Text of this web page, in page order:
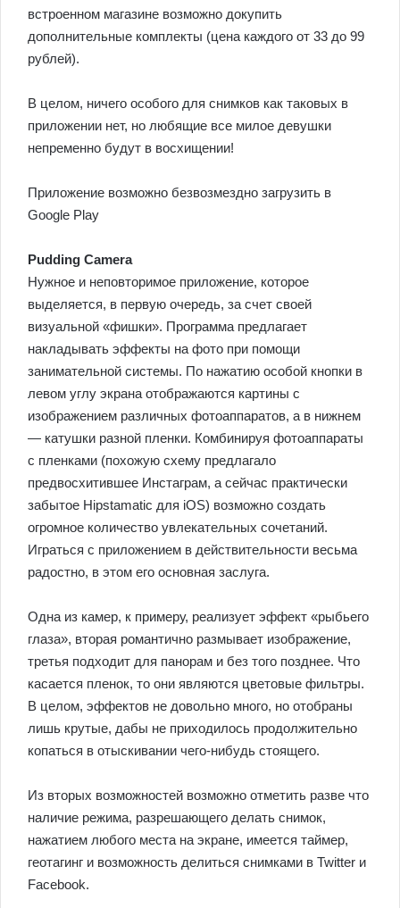
встроенном магазине возможно докупить
дополнительные комплекты (цена каждого от 33 до 99
рублей).
В целом, ничего особого для снимков как таковых в
приложении нет, но любящие все милое девушки
непременно будут в восхищении!
Приложение возможно безвозмездно загрузить в
Google Play
Pudding Camera
Нужное и неповторимое приложение, которое
выделяется, в первую очередь, за счет своей
визуальной «фишки». Программа предлагает
накладывать эффекты на фото при помощи
занимательной системы. По нажатию особой кнопки в
левом углу экрана отображаются картины с
изображением различных фотоаппаратов, а в нижнем
— катушки разной пленки. Комбинируя фотоаппараты
с пленками (похожую схему предлагало
предвосхитившее Инстаграм, а сейчас практически
забытое Hipstamatic для iOS) возможно создать
огромное количество увлекательных сочетаний.
Играться с приложением в действительности весьма
радостно, в этом его основная заслуга.
Одна из камер, к примеру, реализует эффект «рыбьего
глаза», вторая романтично размывает изображение,
третья подходит для панорам и без того позднее. Что
касается пленок, то они являются цветовые фильтры.
В целом, эффектов не довольно много, но отобраны
лишь крутые, дабы не приходилось продолжительно
копаться в отыскивании чего-нибудь стоящего.
Из вторых возможностей возможно отметить разве что
наличие режима, разрешающего делать снимок,
нажатием любого места на экране, имеется таймер,
геотагинг и возможность делиться снимками в Twitter и
Facebook.